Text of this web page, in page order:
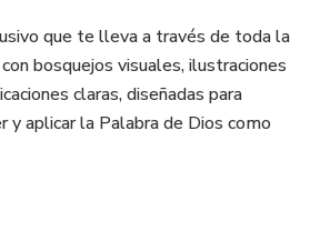
que te lleva a través de toda la
bosquejos visuales, ilustraciones
claras, diseñadas para
y aplicar la Palabra de Dios como